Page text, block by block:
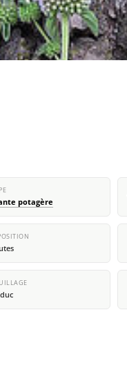
potagère